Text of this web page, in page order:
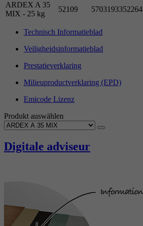
ARDEX A 35
MIX - 25 kg
52109 5703193352264
Technisch Informatieblad
Veiligheidsinformatieblad
Prestatieverklaring
Milieuproductverklaring (EPD)
Emicode Lizenz
Produkt auswählen
Digitale adviseur